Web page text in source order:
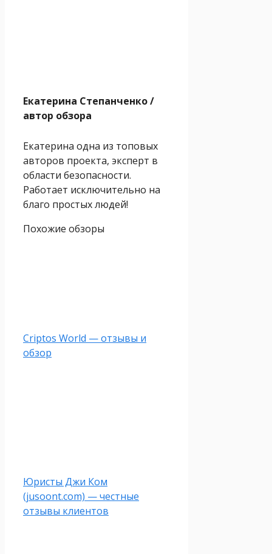
Екатерина Степанченко/
автор обзора
Екатерина одна из топовых
авторов проекта, эксперт в
области безопасности.
Работает исключительно на
благо простых людей!
Похожие обзоры
Criptos World — отзывы и
обзор
Юристы Джи Ком
(jusoont.com) — честные
отзывы клиентов